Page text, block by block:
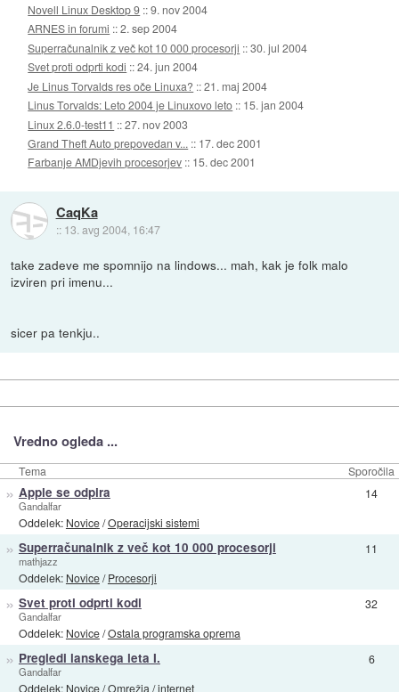
Novell Linux Desktop 9 ::9. nov 2004
ARNES in forumi ::2. sep 2004
Superračunalnik z več kot 10 000 procesorji ::30. jul 2004
Svet proti odprti kodi ::24. jun 2004
Je Linus Torvalds res oče Linuxa? ::21. maj 2004
Linus Torvalds: Leto 2004 je Linuxovo leto :: 15. jan 2004
Linux 2.6.0-test11 ::27. nov 2003
Grand Theft Auto prepovedan v... :: 17. dec 2001
Farbanje AMDjevih procesorjev :: 15. dec 2001
CaqKa
:: 13. avg 2004, 16:47
take zadeve me spomnijo na lindows... mah, kak je folk malo
izviren pri imenu...
sicer pa tenkju..
Vredno ogleda ...
Tema Sporočila
» Apple se odpira
Gandalfar
Oddelek: Novice/Operacijski sistemi
14
» Superračunalnik z več kot 10 000 procesorji
mathjazz
Oddelek: Novice/Procesorji
11
» Svet proti odprti kodi
Gandalfar
Oddelek: Novice/Ostala programska oprema
32
» Pregledi lanskega leta I.
Gandalfar
Oddelek: Novice/Omrežja / internet
6